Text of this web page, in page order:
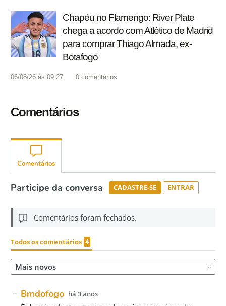
Chapéu no Flamengo: River Plate
chega a acordo com Atlético de Madrid
para comprar Thiago Almada, ex-
Botafogo
06/08/26 às 09:27 0 comentários
Comentários